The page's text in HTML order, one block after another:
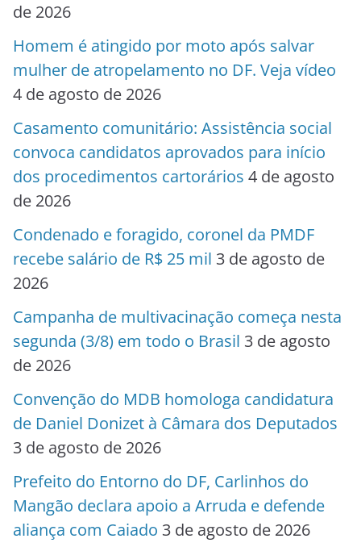
de 2026
Homem é atingido por moto após salvar
mulher de atropelamento no DF. Veja vídeo
4 de agosto de 2026
Casamento comunitário: Assistência social
convoca candidatos aprovados para início
dos procedimentos cartorários 4 de agosto
de 2026
Condenado e foragido, coronel da PMDF
recebe salário de R$ 25 mil 3 de agosto de
2026
Campanha de multivacinação começa nesta
segunda (3/8) em todo o Brasil 3 de agosto
de 2026
Convenção do MDB homologa candidatura
de Daniel Donizet à Câmara dos Deputados
3 de agosto de 2026
Prefeito do Entorno do DF, Carlinhos do
Mangão declara apoio a Arruda e defende
aliança com Caiado 3 de agosto de 2026